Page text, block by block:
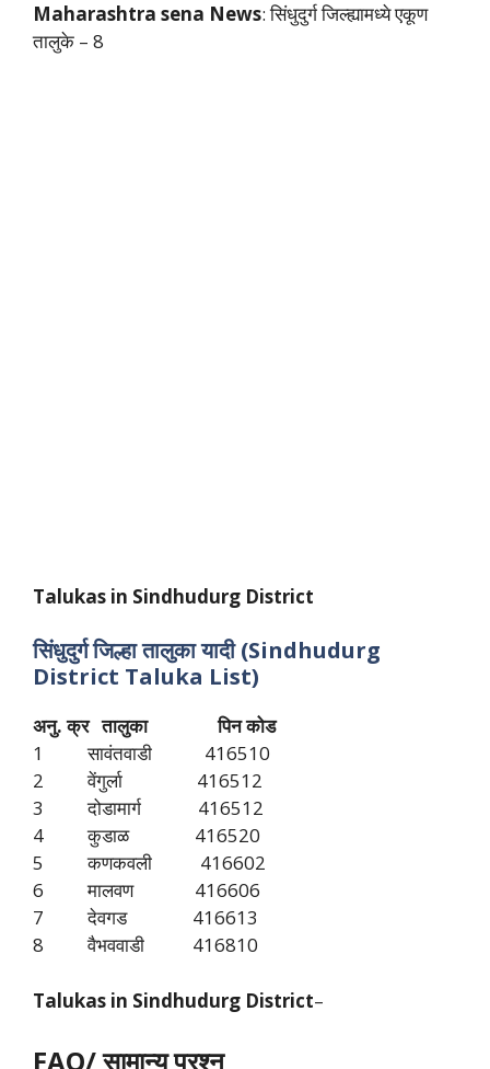
Maharashtra sena News: सिंधुदुर्ग जिल्ह्यामध्ये एकूण
तालुके – 8
Talukas in Sindhudurg District
सिंधुदुर्ग जिल्हा तालुका यादी (Sindhudurg
District Taluka List)
अनु. क्र तालुका पिन कोड
1 सावंतवाडी 416510
2 वेंगुर्ला 416512
3 दोडामार्ग 416512
4 कुडाळ 416520
5 कणकवली 416602
6 मालवण 416606
7 देवगड 416613
8 वैभववाडी 416810
Talukas in Sindhudurg District–
FAQ/ सामान्य प्रश्न